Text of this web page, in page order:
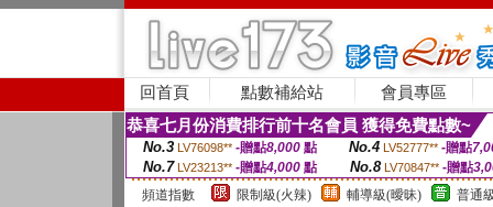
回首頁 點數補給站 會員專區
恭喜七月份消費排行前十名會員 獲得免費點數~
No.3 LV76098** -贈點8,000點 No.4 LV52777** -贈點
No.7 LV23213** -贈點4,000 點 No.8 LV70847** -贈點
頻道指數
限制級(火辣) 輔導級(曖昧) 普通